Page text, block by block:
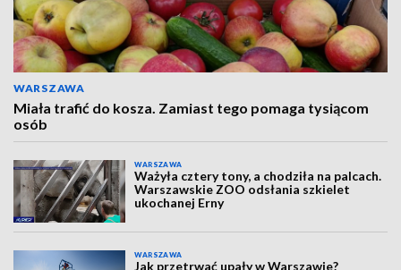
WARSZAWA
Miała trafić do kosza. Zamiast tego pomaga tysiącom
osób
WARSZAWA
Ważyła cztery tony, a chodziła na palcach.
Warszawskie ZOO odsłania szkielet
ukochanej Erny
WARSZAWA
Jak przetrwać upały w Warszawie?